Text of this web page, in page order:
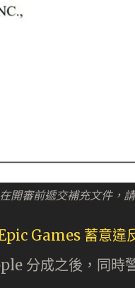
開審前遞交補充文件，
Games 蓄意違
分成之後，同